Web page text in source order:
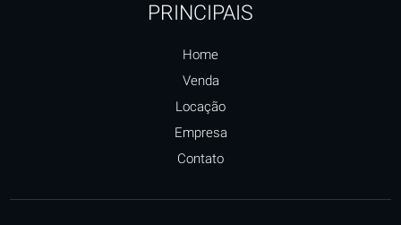
PRINCIPAIS
Home
Venda
Locação
Empresa
Contato